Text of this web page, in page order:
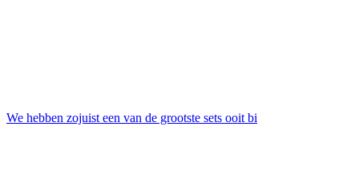
We hebben zojuist een van de grootste sets ooit bi